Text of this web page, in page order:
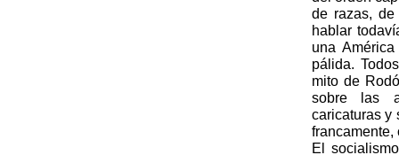
de razas,
hablar
una
pálida.
mito de
sobre las
caricaturas y
francamente,
El